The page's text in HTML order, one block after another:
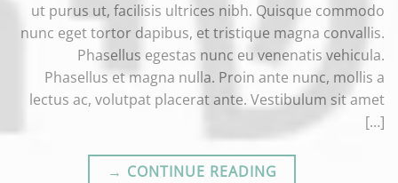
ut purus ut, facilisis ultrices nibh. Quisque commodo
nunc eget tortor dapibus, et tristique magna convallis.
Phasellus egestas nunc eu venenatis vehicula.
Phasellus et magna nulla. Proin ante nunc, mollis a
lectus ac, volutpat placerat ante. Vestibulum sit amet
[…]
CONTINUE READING
→